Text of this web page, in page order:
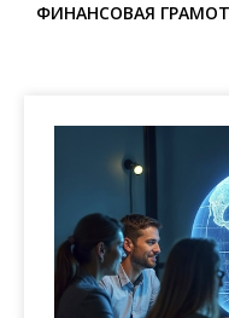
ФИНАНСОВАЯ